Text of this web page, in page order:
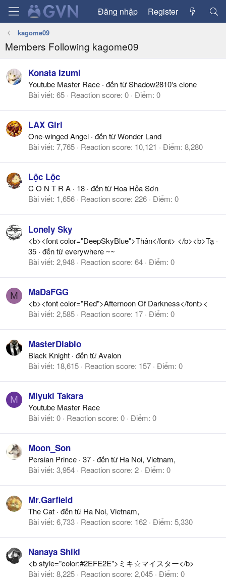
Đăng nhập Register
kagome09
Members Following kagome09
Konata Izumi
Youtube Master Race · đến từShadow2810's clone
Bài viết 65 Reaction score 0 Điểm 0
LAX Girl
One-winged Angel · đến từWonder Land
Bài viết 7,765 Reaction score 10,121 Điểm 8,280
Lộc Lộc
C O N T R A · 18 · đến từ Hoa Hỏa Sơn
Bài viết 1,656 Reaction score 226 Điểm 0
Lonely Sky
<b><font color="DeepSkyBlue">Thân</font> </b><b>Tạ ·
35 · đến từeverywhere ~~
Bài viết 2,948 Reaction score 64 Điểm 0
M MaDaFGG
<b><font color="Red">Afternoon Of Darkness</font><
Bài viết 2,585 Reaction score 17 Điểm 0
MasterDiablo
Black Knight · đến từAvalon
Bài viết 18,615 Reaction score 157 Điểm 0
M Miyuki Takara
Youtube Master Race
Bài viết 0 Reaction score 0 Điểm 0
Moon_Son
Persian Prince · 37 · đến từ Ha Noi, Vietnam,
Bài viết 3,954 Reaction score 2 Điểm 0
Mr.Garfield
The Cat · đến từ Ha Noi, Vietnam,
Bài viết 6,733 Reaction score 162 Điểm 5,330
Nanaya Shiki
<b style="color:#2EFE2E">ミキ☆マイスター</b>
Bài viết 8,225 Reaction score 2,045 Điểm 0